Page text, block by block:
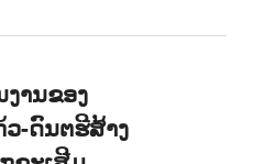
ານຂອງ
-ດົນຕຮີສ້າງ